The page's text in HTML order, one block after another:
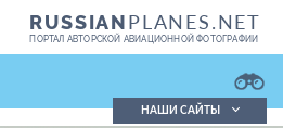
RUSSIANPLANES.NET
ПОРТАЛ АВТОРСКОЙ АВИАЦИОННОЙ ФОТОГРАФИИ
НАШИ САЙТЫ